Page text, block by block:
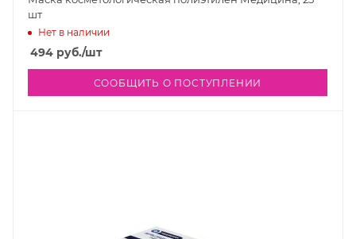
шт
Нет в наличии
494 руб./шт
СООБЩИТЬ О ПОСТУПЛЕНИИ